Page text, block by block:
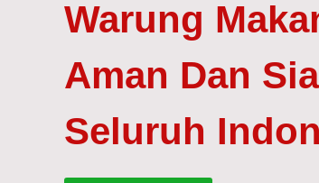
Warung
Aman Dan
Seluruh